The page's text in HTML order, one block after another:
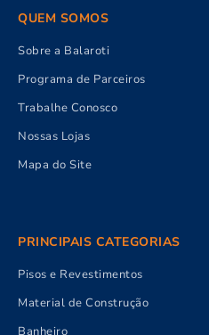
QUEM SOMOS
Sobre a Balaroti
Programa de Parceiros
Trabalhe Conosco
Nossas Lojas
Mapa do Site
PRINCIPAIS CATEGORIAS
Pisos e Revestimentos
Material de Construção
Banheiro